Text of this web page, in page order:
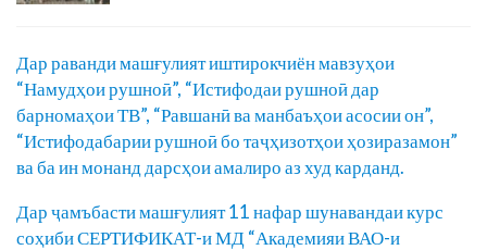
Дар раванди машғулият иштирокчиён мавзуҳои
“Намудҳои рушноӣ”, “Истифодаи рушноӣ дар
барномаҳои ТВ”, “Равшанӣ ва манбаъҳои асосии он”,
“Истифодабарии рушноӣ бо таҷҳизотҳои ҳозиразамон”
ва ба ин монанд дарсҳои амалиро аз худ карданд.
Дар ҷамъбасти машғулият 11 нафар шунавандаи курс
соҳиби СЕРТИФИКАТ-и МД “Академияи ВАО-и